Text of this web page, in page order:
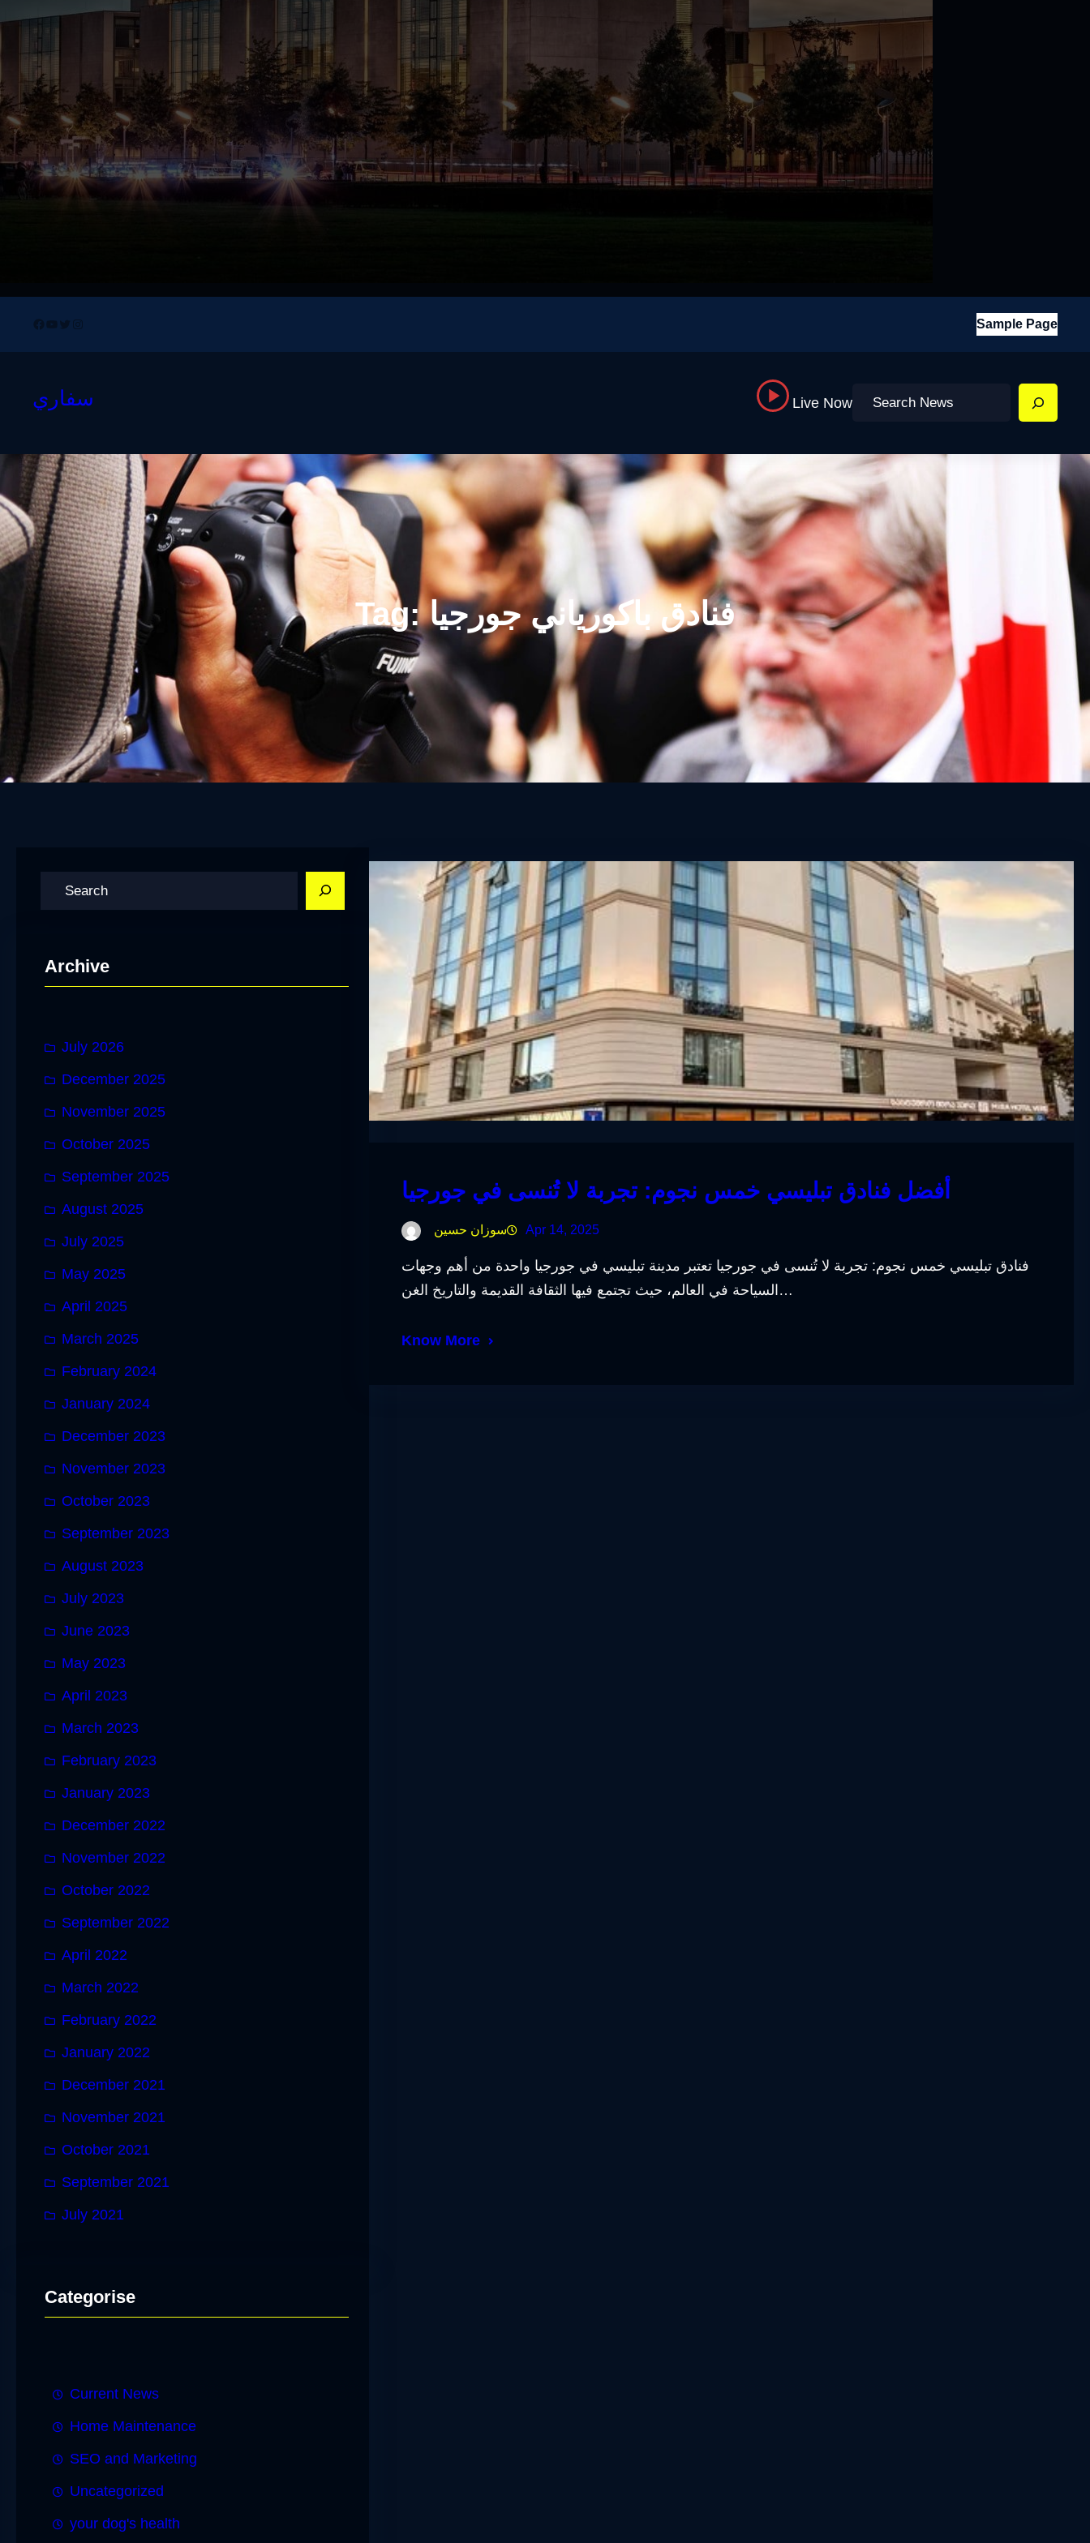
Facebook
YouTube
TwitterInstagram Sample Page
سفاري Live Now Search
Tag:فنادق باكورياني جورجيا
Archive
July 2026
December 2025
November 2025
October 2025
September 2025
August 2025
July 2025
May 2025
April 2025
March 2025
February 2024
January 2024
December 2023
November 2023
October 2023
September 2023
August 2023
July 2023
June 2023
May 2023
April 2023
March 2023
February 2023
January 2023
December 2022
November 2022
October 2022
September 2022
April 2022
March 2022
February 2022
January 2022
December 2021
November 2021
October 2021
September 2021
July 2021
Categorise
Current News
Home Maintenance
SEO and Marketing
Uncategorized
your dog's health
أفضل فنادق تبليسي خمس نجوم: تجربة لا تُنسى في جورجيا
سوزان حسين Apr 14, 2025
فنادق تبليسي خمس نجوم: تجربة لا تُنسى في جورجيا تعتبر مدينة تبليسي في جورجيا واحدة من أهم وجهات
السياحة في العالم، حيث تجتمع فيها الثقافة القديمة والتاريخ الغن…
Know More